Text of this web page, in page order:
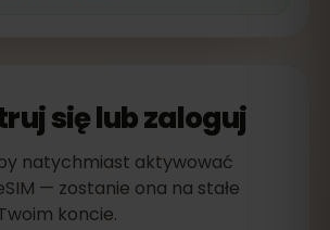
się lub zaloguj
natychmiast aktywować
— zostanie ona na stałe
koncie.